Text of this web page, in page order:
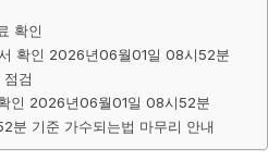
확인
확인 2026년06월01일 08시52분
검
인 2026년06월01일 08시52분
분 기준 가수되는법 마무리 안내